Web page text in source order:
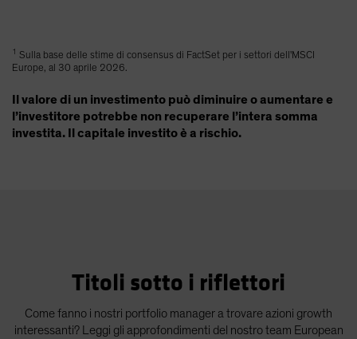
1 Sulla base delle stime di consensus di FactSet per i settori dell'MSCI
Europe, al 30 aprile 2026.
Il valore di un investimento può diminuire o aumentare e
l’investitore potrebbe non recuperare l’intera somma
investita. Il capitale investito è a rischio.
Titoli sotto i riflettori
Come fanno i nostri portfolio manager a trovare azioni growth
interessanti? Leggi gli approfondimenti del nostro team European